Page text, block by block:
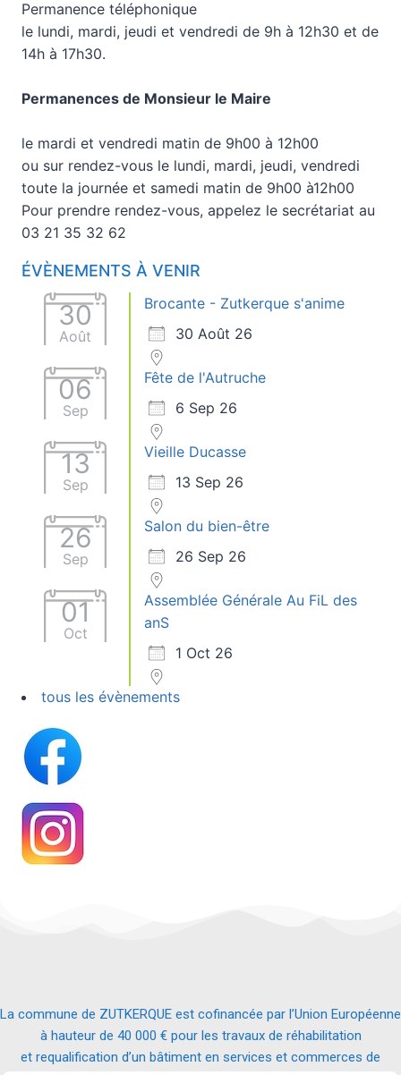
Permanence téléphonique
le lundi, mardi, jeudi et vendredi de 9h à 12h30 et de
14h à 17h30.
Permanences de Monsieur le Maire
le mardi et vendredi matin de 9h00 à 12h00
ou sur rendez-vous le lundi, mardi, jeudi, vendredi
toute la journée et samedi matin de 9h00 à12h00
Pour prendre rendez-vous, appelez le secrétariat au
03 21 35 32 62
ÉVÈNEMENTS À VENIR
30
Août
Brocante - Zutkerque s'anime
30 Août 26
06
Sep
Fête de l'Autruche
6 Sep 26
13
Sep
Vieille Ducasse
13 Sep 26
26
Sep
Salon du bien-être
26 Sep 26
01
Oct
Assemblée Générale Au FiL des
anS
1 Oct 26
tous les évènements
La commune de ZUTKERQUE est cofinancée par l’Union Européenne
à hauteur de 40 000 € pour les travaux de réhabilitation
et requalification d’un bâtiment en services et commerces de